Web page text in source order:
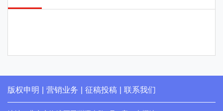
版权申明 营销业务 征稿投稿 联系我们